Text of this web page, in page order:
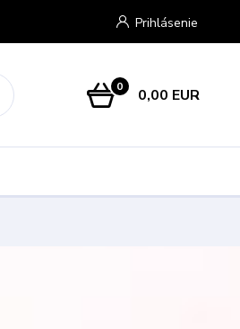
Prihlásenie
0 0,00 EUR